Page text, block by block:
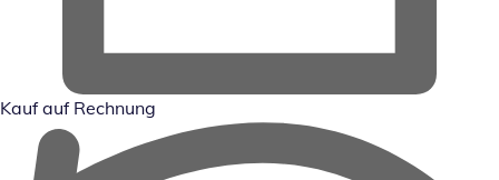
Kauf auf Rechnung